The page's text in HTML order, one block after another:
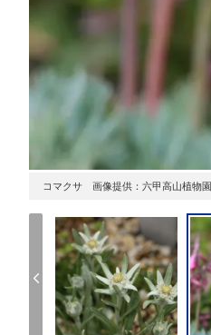
コマクサ 画像提供：六甲高山植物園